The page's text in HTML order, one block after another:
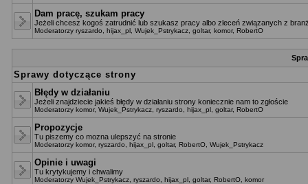
Dam pracę, szukam pracy
Jeżeli chcesz kogoś zatrudnić lub szukasz pracy albo zleceń związanych z
Moderatorzy ryszardo hijax_pl Wujek_Pstrykacz goltar, komor, RobertO
Sprawy dotyczące strony
Błędy w działaniu
Jeżeli znajdziecie jakieś błędy w działaniu strony koniecznie nam to zgłoście
Moderatorzy komor, Wujek_Pstrykacz ryszardo hijax_pl goltar, RobertO
Propozycje
Tu piszemy co mozna ulepszyć na stronie
Moderatorzy komor, ryszardo hijax_pl goltar, RobertO Wujek_Pstrykacz
Opinie i uwagi
Tu krytykujemy i chwalimy
Moderatorzy Wujek_Pstrykacz ryszardo hijax_pl goltar, RobertO komor